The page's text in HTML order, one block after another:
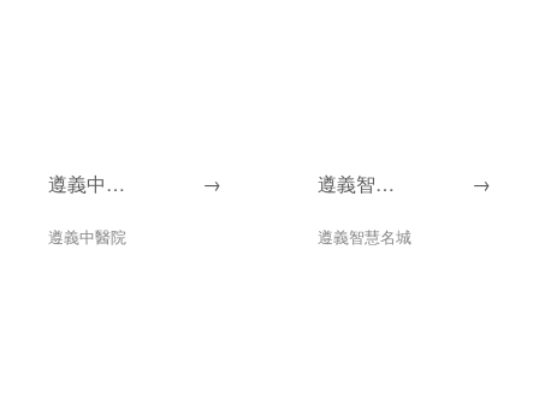
遵義中醫
→
遵義中醫院
遵義智慧
→
遵義智慧名城